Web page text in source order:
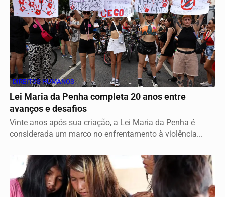
DIREITOS HUMANOS
Lei Maria da Penha completa 20 anos entre
avanços e desafios
Vinte anos após sua criação, a Lei Maria da Penha é
considerada um marco no enfrentamento à violência...